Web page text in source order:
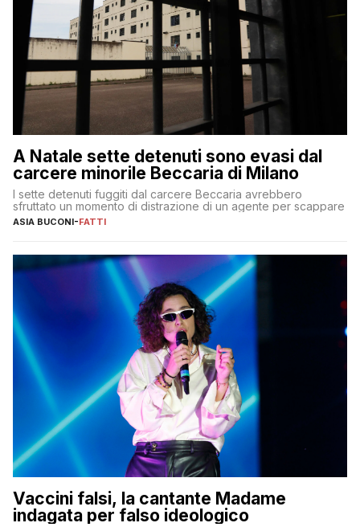
A Natale sette detenuti sono evasi dal
carcere minorile Beccaria di Milano
I sette detenuti fuggiti dal carcere Beccaria avrebbero
sfruttato un momento di distrazione di un agente per scappare
ASIA BUCONI-FATTI
Vaccini falsi, la cantante Madame
indagata per falso ideologico